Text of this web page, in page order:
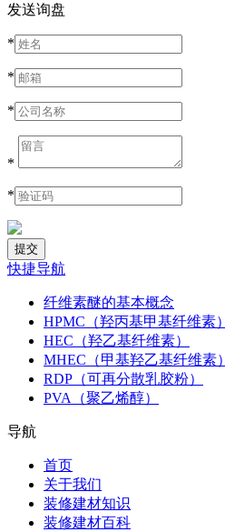
发送询盘
*
*
*
*
*
快捷导航
纤维素醚的基本概念
HPMC（羟丙基甲基纤维素）
HEC（羟乙基纤维素）
MHEC（甲基羟乙基纤维素）
RDP（可再分散乳胶粉）
PVA（聚乙烯醇）
导航
首页
关于我们
装修建材知识
装修建材百科